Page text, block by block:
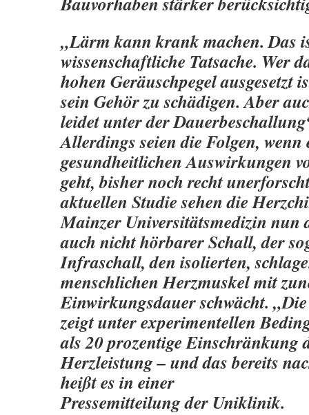
„Lärm kann krank machen. Das
wissenschaftliche Tatsache. Wer
hohen Geräuschpegel ausgesetzt
sein Gehör zu schädigen. Aber
leidet unter der
Allerdings seien die Folgen, wenn
gesundheitlichen Auswirkungen
geht, bisher noch recht
aktuellen Studie sehen die
Mainzer Universitätsmedizin nun
auch nicht hörbarer Schall, der
Infraschall, den isolierten,
menschlichen Herzmuskel mit
Einwirkungsdauer schwächt.
zeigt unter experimentellen
als 20 prozentige Einschränkung
Herzleistung – und das bereits
heißt es in einer
Pressemitteilung der Uniklinik.